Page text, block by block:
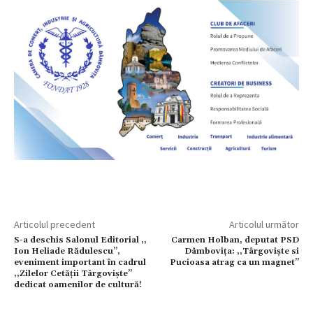
Articolul precedent
S-a deschis Salonul Editorial ,,
Ion Heliade Rădulescu’’,
eveniment important în cadrul
,,Zilelor Cetății Târgoviște’’
dedicat oamenilor de cultură!
Articolul următor
Carmen Holban, deputat PSD
Dâmbovița: ,,Târgoviște si
Pucioasa atrag ca un magnet’’